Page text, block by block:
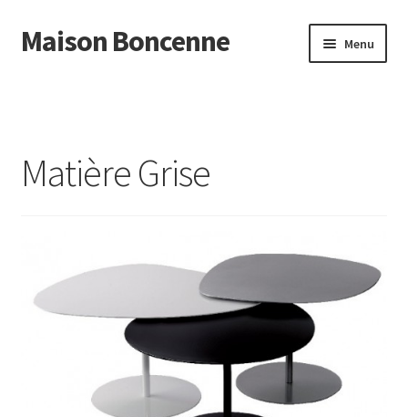
Aller
à
Aller
au
Maison Boncenne Menu
Matière Grise